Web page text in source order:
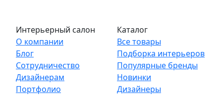
Интерьерный салон
О компании
Блог
Сотрудничество
Дизайнерам
Портфолио
Каталог
Все товары
Подборка интерьеров
Популярные бренды
Новинки
Дизайнеры